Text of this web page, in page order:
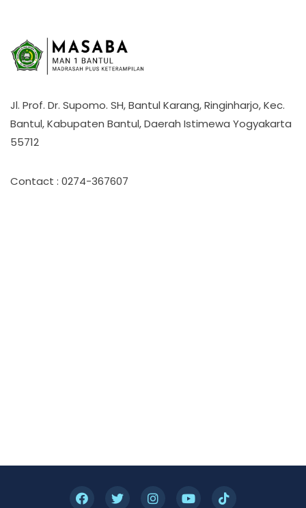
Jl. Prof. Dr. Supomo. SH, Bantul Karang, Ringinharjo, Kec.
Bantul, Kabupaten Bantul, Daerah Istimewa Yogyakarta
55712
Contact : 0274-367607